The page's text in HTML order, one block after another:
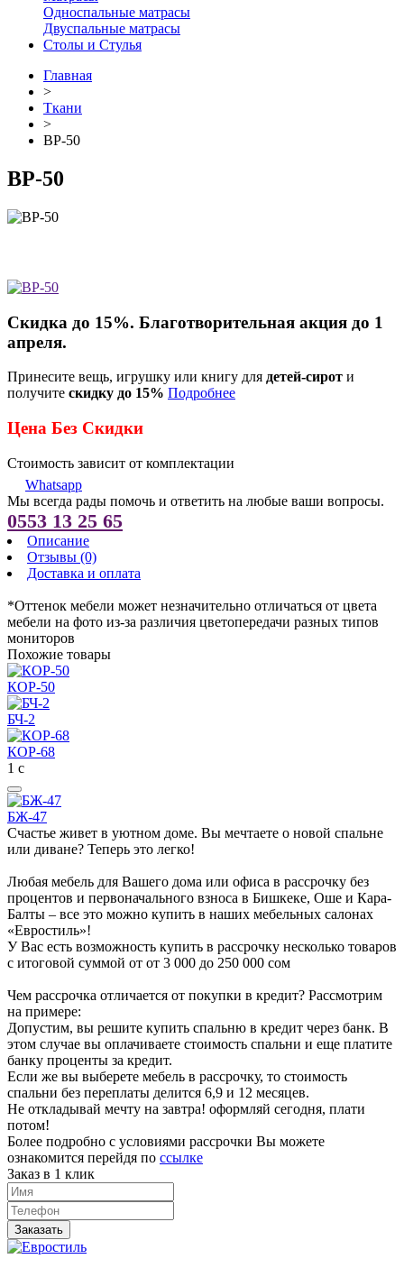
Односпальные матрасы
Двуспальные матрасы
Столы и Стулья
Главная
>
Ткани
>
ВР-50
ВР-50
Скидка до 15%. Благотворительная акция до 1
апреля.
Принесите вещь, игрушку или книгу для детей-сирот и
получите скидку до 15% Подробнее
Цена Без Скидки
Стоимость зависит от комплектации
Whatsapp
Мы всегда рады помочь и ответить на любые ваши вопросы.
0553 13 25 65
Описание
Отзывы (0)
Доставка и оплата
*Оттенок мебели может незначительно отличаться от цвета
мебели на фото из-за различия цветопередачи разных типов
мониторов
Похожие товары
КОР-50
БЧ-2
КОР-68
1 с
БЖ-47
Счастье живет в уютном доме. Вы мечтаете о новой спальне
или диване? Теперь это легко!
Любая мебель для Вашего дома или офиса в рассрочку без
процентов и первоначального взноса в Бишкеке, Оше и Кара-
Балты – все это можно купить в наших мебельных салонах
«Евростиль»!
У Вас есть возможность купить в рассрочку несколько товаров
с итоговой суммой от от 3 000 до 250 000 сом
Чем рассрочка отличается от покупки в кредит? Рассмотрим
на примере:
Допустим, вы решите купить спальню в кредит через банк. В
этом случае вы оплачиваете стоимость спальни и еще платите
банку проценты за кредит.
Если же вы выберете мебель в рассрочку, то стоимость
спальни без переплаты делится 6,9 и 12 месяцев.
Не откладывай мечту на завтра! оформляй сегодня, плати
потом!
Более подробно с условиями рассрочки Вы можете
ознакомится перейдя по ссылке
Заказ в 1 клик
Заказать